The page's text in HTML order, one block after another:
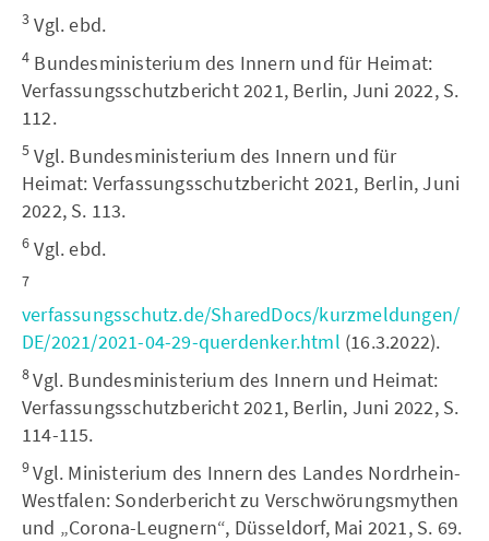
3 Vgl. ebd.
4 Bundesministerium des Innern und für Heimat:
Verfassungsschutzbericht 2021, Berlin, Juni 2022, S.
112.
5 Vgl. Bundesministerium des Innern und für
Heimat: Verfassungsschutzbericht 2021, Berlin, Juni
2022, S. 113.
6 Vgl. ebd.
7
verfassungsschutz.de/SharedDocs/kurzmeldungen/
DE/2021/2021-04-29-querdenker.html (16.3.2022).
8Vgl. Bundesministerium des Innern und Heimat:
Verfassungsschutzbericht 2021, Berlin, Juni 2022, S.
114-115.
9Vgl. Ministerium des Innern des Landes Nordrhein-
Westfalen: Sonderbericht zu Verschwörungsmythen
und „Corona-Leugnern“, Düsseldorf, Mai 2021, S. 69.